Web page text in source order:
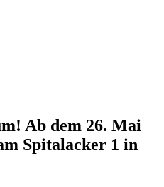
Ab dem 26. Mai
Spitalacker 1 in